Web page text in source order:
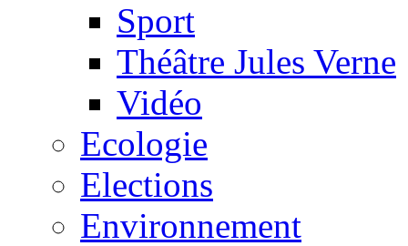
Sport
Théâtre Jules Verne
Vidéo
Ecologie
Elections
Environnement